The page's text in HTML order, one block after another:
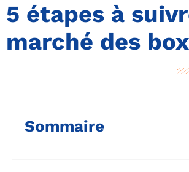
5 étapes à
marché des
Sommaire